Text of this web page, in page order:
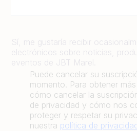
Sí, me gustaría recibir
electrónicos sobre noticias,
eventos de JBT Marel.
Puede cancelar su
momento. Para obtener
cómo cancelar la
de privacidad y cómo nos
proteger y respetar su
nuestra política de